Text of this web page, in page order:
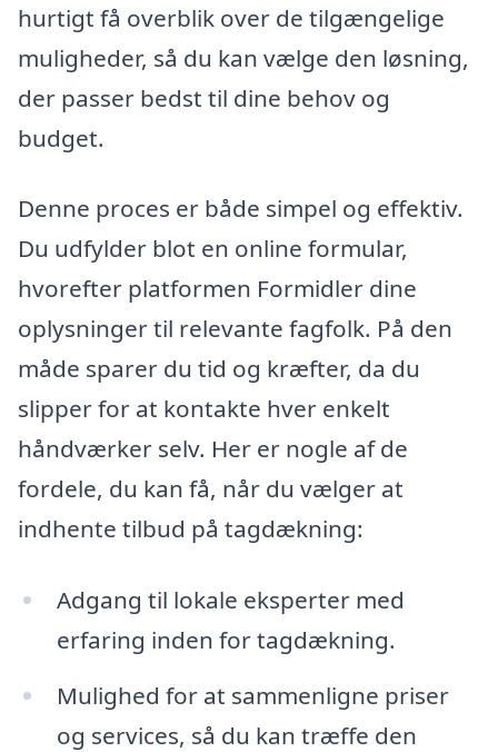
hurtigt få overblik over de tilgængelige
muligheder, så du kan vælge den løsning,
der passer bedst til dine behov og
budget.
Denne proces er både simpel og effektiv.
Du udfylder blot en online formular,
hvorefter platformen Formidler dine
oplysninger til relevante fagfolk. På den
måde sparer du tid og kræfter, da du
slipper for at kontakte hver enkelt
håndværker selv. Her er nogle af de
fordele, du kan få, når du vælger at
indhente tilbud på tagdækning:
Adgang til lokale eksperter med
erfaring inden for tagdækning.
Mulighed for at sammenligne priser
og services, så du kan træffe den